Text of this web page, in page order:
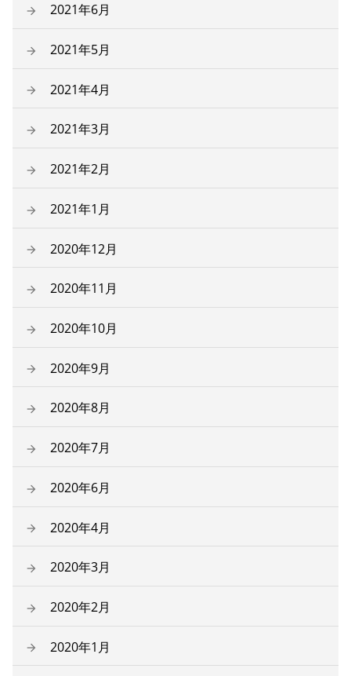
2021年6月
2021年5月
2021年4月
2021年3月
2021年2月
2021年1月
2020年12月
2020年11月
2020年10月
2020年9月
2020年8月
2020年7月
2020年6月
2020年4月
2020年3月
2020年2月
2020年1月